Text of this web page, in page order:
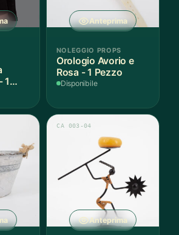
1
Anteprima
NOLEGGIO PROPS
Orologio Avorio e
Rosa - 1 Pezzo
Disponibile
Anteprima
CA 003-04